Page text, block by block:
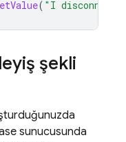
( "I
şekli
sunucusunda